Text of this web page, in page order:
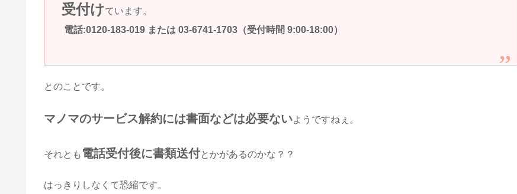
受付けています。
電話:0120-183-019 または 03-6741-1703（受付時間 9:00-18:00）
とのことです。
マノマのサービス解約には書面などは必要ないようですねぇ。
それとも 電話受付後に書類送付とかがあるのかな？？
はっきりしなくて恐縮です。